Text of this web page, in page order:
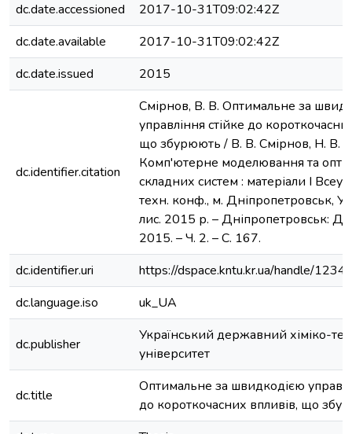
dc.date.accessioned
2017-10-31T09:02:42Z
dc.date.available
2017-10-31T09:02:42Z
dc.date.issued
2015
dc.identifier.citation
Смірнов, В. В. Оптимальне за
управління стійке до
що збурюють / В. В. Смірнов, Н. В.
Комп'ютерне моделювання та
складних систем : матеріали І
техн. конф., м. Дніпропетровськ,
лис. 2015 р. – Дніпропетровськ:
2015. – Ч. 2. – С. 167.
dc.identifier.uri
https://dspace.kntu.kr.ua/handle/
dc.language.iso
uk_UA
dc.publisher
Український державний хіміко-
університет
dc.title
Оптимальне за швидкодією
до короткочасних впливів, що